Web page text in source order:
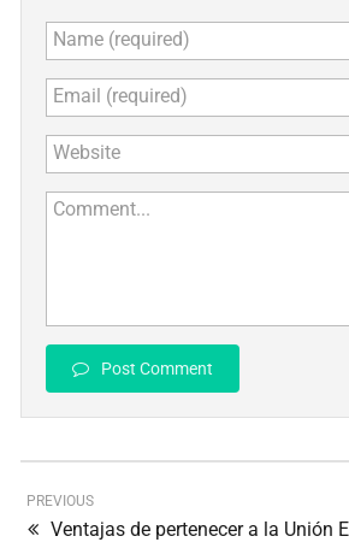
Name (required)
Email (required)
Website
Comment...
Post Comment
PREVIOUS
Ventajas de pertenecer a la Unión